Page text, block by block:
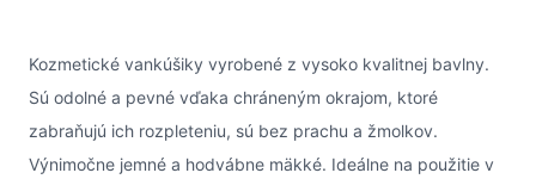
Kozmetické vankúšiky vyrobené z vysoko kvalitnej bavlny.
Sú odolné a pevné vďaka chráneným okrajom, ktoré
zabraňujú ich rozpleteniu, sú bez prachu a žmolkov.
Výnimočne jemné a hodvábne mäkké. Ideálne na použitie v